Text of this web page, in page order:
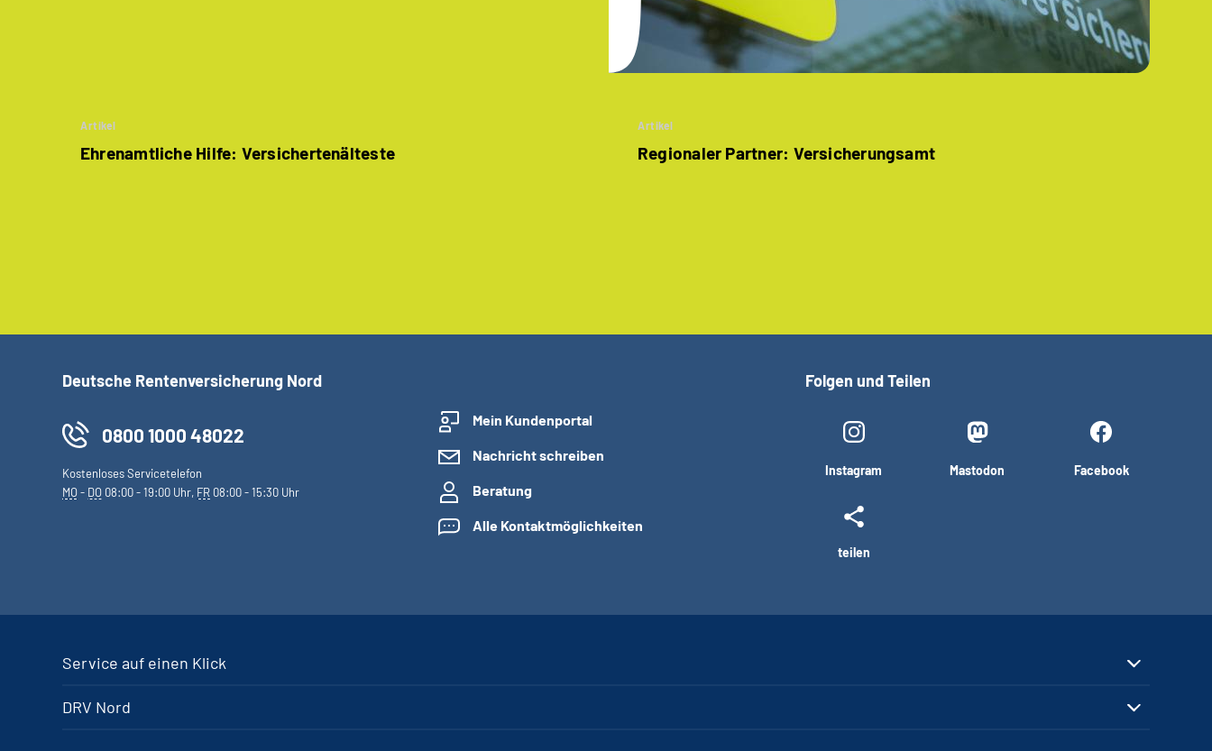
Artikel
Ehrenamtliche Hilfe: Versichertenälteste
Artikel
Regionaler Partner: Versicherungsamt
Deutsche Rentenversicherung Nord
0800 1000 48022
Kostenloses Servicetelefon
MO- DO 08:00 - 19:00 Uhr, FR 08:00 - 15:30 Uhr
Mein Kundenportal
Nachricht schreiben
Beratung
Alle Kontaktmöglichkeiten
Folgen und Teilen
Instagram Mastodon Facebook
teilen
Service auf einen Klick
DRV Nord